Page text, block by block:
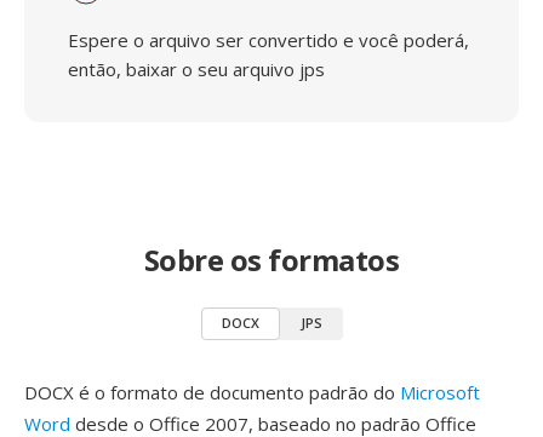
Espere o arquivo ser convertido e você poderá,
então, baixar o seu arquivo jps
Sobre os formatos
DOCX JPS
DOCX é o formato de documento padrão do Microsoft
Word desde o Office 2007, baseado no padrão Office